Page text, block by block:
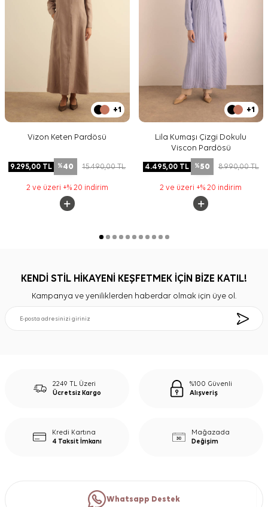
+1
Vizon Keten Pardösü
9.295,00 TL %40 15.490,00TL
2 ve üzeri +% 20 indirim
+1
Lila Kumaşı Çizgi Dokulu
Viscon Pardösü
4.495,00TL %50 8.990,00TL
2 ve üzeri +% 20 indirim
KENDİ STİL HİKAYENİ KEŞFETMEK İÇİN BİZE KATIL!
Kampanya ve yeniliklerden haberdar olmak için üye ol.
2249 TL Üzeri
Ücretsiz Kargo
%100 Güvenli
Alışveriş
Kredi Kartına
4 Taksit İmkanı
Mağazada
Değişim
Whatsapp Destek